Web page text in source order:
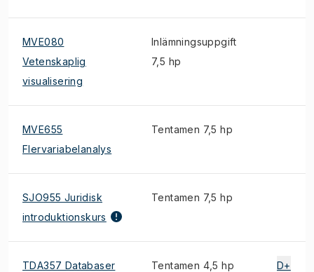
MVE080
Vetenskaplig
visualisering
Inlämningsuppgift
7,5 hp
MVE655
Flervariabelanalys
Tentamen 7,5 hp
SJO955 Juridisk
introduktionskurs
Tentamen 7,5 hp
TDA357 Databaser Tentamen 4,5 hp D+